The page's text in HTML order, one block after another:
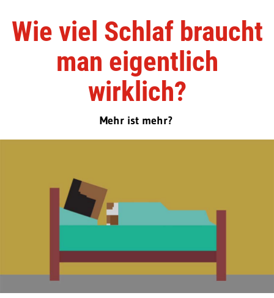
Wie viel Schlaf braucht
man eigentlich
wirklich?
Mehr ist mehr?